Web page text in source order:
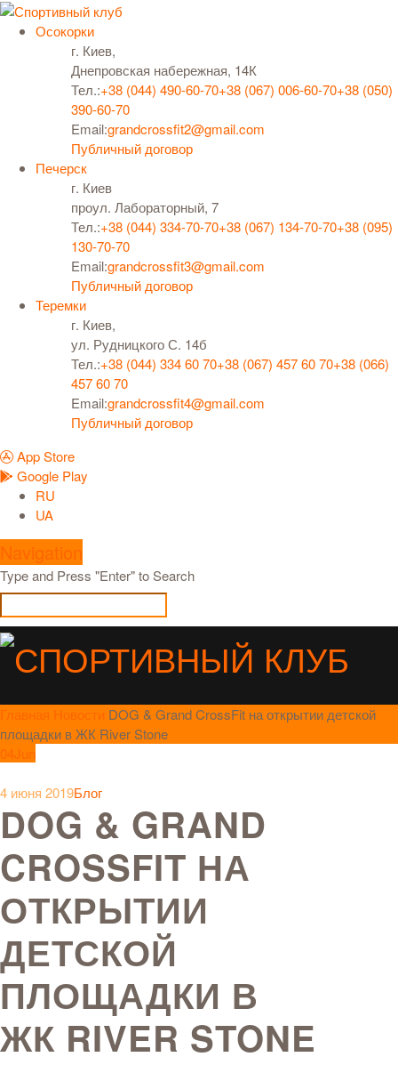
Осокорки
г. Киев,
Днепровская набережная, 14К
Тел.:+38 (044) 490-60-70+38 (067) 006-60-70+38 (050)
390-60-70
Email:grandcrossfit2@gmail.com
Публичный договор
Печерск
г. Киев
проул. Лабораторный, 7
Тел.:+38 (044) 334-70-70+38 (067) 134-70-70+38 (095)
130-70-70
Email:grandcrossfit3@gmail.com
Публичный договор
Теремки
г. Киев,
ул. Рудницкого С. 14б
Тел.:+38 (044) 334 60 70+38 (067) 457 60 70+38 (066)
457 60 70
Email:grandcrossfit4@gmail.com
Публичный договор
App Store
Google Play
RU
UA
Navigation
Type and Press "Enter" to Search
Главная Новости DOG & Grand CrossFit на открытии детской
площадки в ЖК River Stone
04Jun
4 июня 2019Блог
DOG & GRAND
CROSSFIT НА
ОТКРЫТИИ
ДЕТСКОЙ
ПЛОЩАДКИ В
ЖК RIVER STONE